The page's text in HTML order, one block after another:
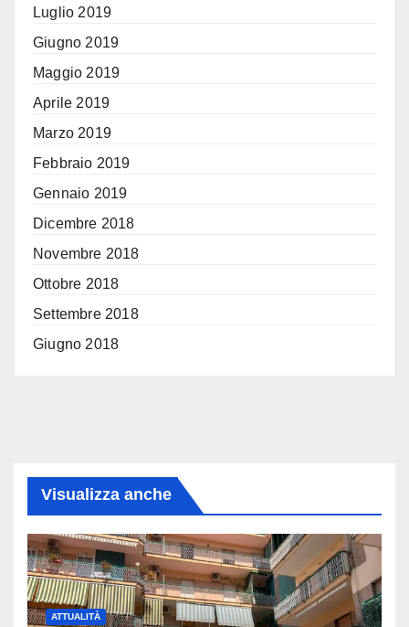
Luglio 2019
Giugno 2019
Maggio 2019
Aprile 2019
Marzo 2019
Febbraio 2019
Gennaio 2019
Dicembre 2018
Novembre 2018
Ottobre 2018
Settembre 2018
Giugno 2018
Visualizza anche
ATTUALITÀ